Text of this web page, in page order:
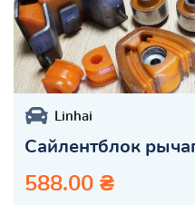
Linhai
Сайлентблок
588.00 ₴